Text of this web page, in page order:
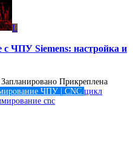
L
с ЧПУ Siemens: настройка и
Запланировано Прикреплена
ЧПУ | CNC цикл
cnc